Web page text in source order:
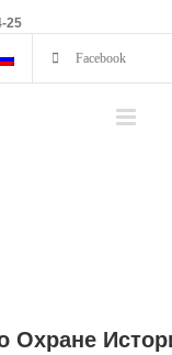
25
Facebook
Охране